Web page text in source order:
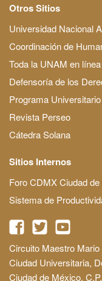
Otros Sitios
Universidad Nacional
Coordinación de
Toda la UNAM en línea
Defensoría de los
Programa
Revista Perseo
Cátedra Solana
Sitios Internos
Foro CDMX Ciudad
Sistema de
Circuito Maestro
Ciudad Universitaria,
Ciudad de México,